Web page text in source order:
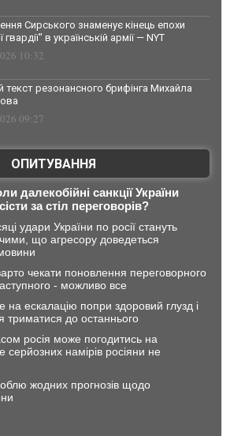
Сирського знаменує кінець епохи
гвардії" в українській армії — NYT
10:32
текст резонансного брифінга Михайла
09:27
ОПИТУВАННЯ
далекобійні санкції України
за стіл переговорів?
удари України по росії стануть
що агресору доведеться
чекати поновлення переговорного
- можливо все
на ескалацію попри здоровий глузд і
триматися до останнього
росія може погодитись на
серйозних намірів росіяни не
жодних прогнозів щодо